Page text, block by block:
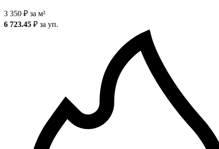
3 350 ₽ за м²
6 723.45 ₽ за уп.